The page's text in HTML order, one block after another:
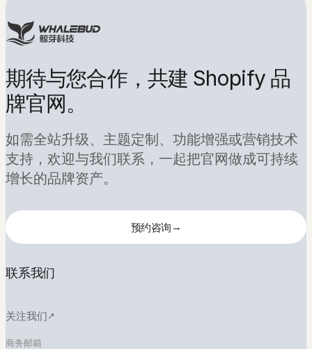
告
诉
我
们
你
的
想
法
与公
司
公司名称
品牌名称 鲸芽科技
联系电话 15975411201
提建议
商务邮箱 business@whalebudtech.com
工作时间 周一至周五 09:00 - 18:00
关注我们
期待与您合作，共建 Shopify 品
牌官网。
如需全站升级、主题定制、功能增强或营销技术
支持，欢迎与我们联系，一起把官网做成可持续
增长的品牌资产。
预约咨询
预约咨询
→
联系我们
关注我们↗
商务邮箱